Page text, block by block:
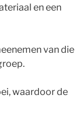
en een
van die
waardoor de